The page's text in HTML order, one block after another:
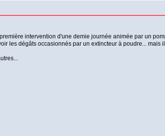
intervention d'une demie journée animée par un
les dégâts occasionnés par un extincteur à poudre...